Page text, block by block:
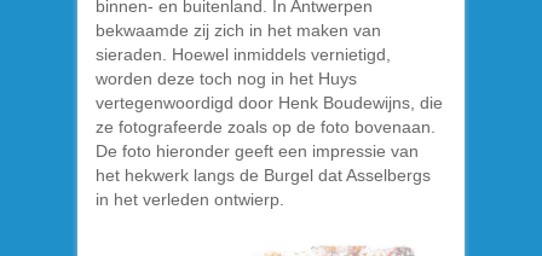
binnen- en buitenland. In Antwerpen
bekwaamde zij zich in het maken van
sieraden. Hoewel inmiddels vernietigd,
worden deze toch nog in het Huys
vertegenwoordigd door Henk Boudewijns, die
ze fotografeerde zoals op de foto bovenaan.
De foto hieronder geeft een impressie van
het hekwerk langs de Burgel dat Asselbergs
in het verleden ontwierp.